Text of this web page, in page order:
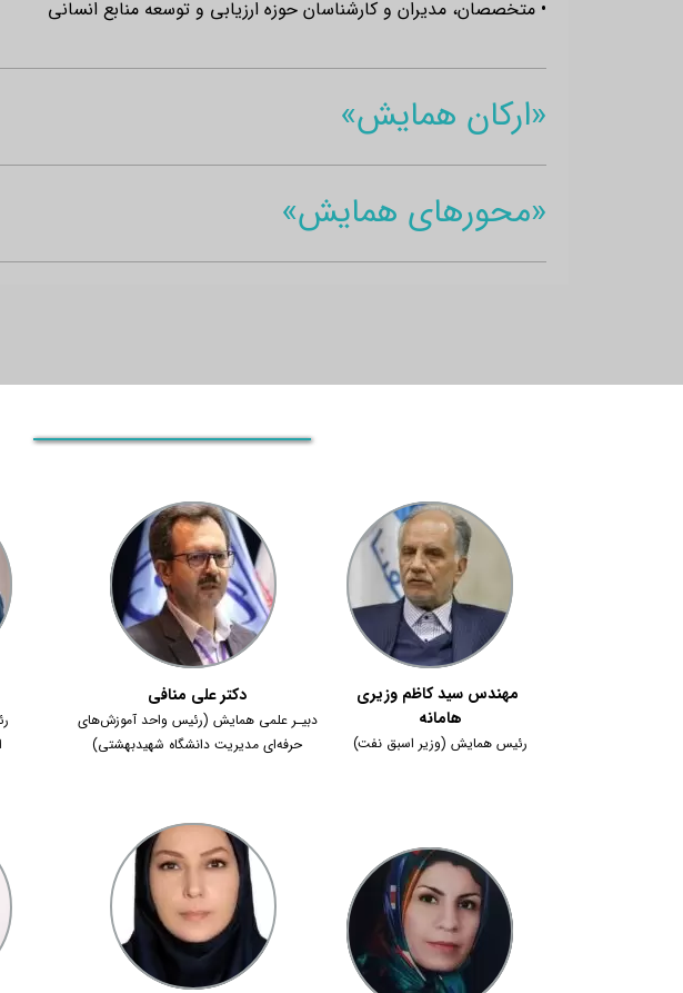
• متخصصان، مدیران و کارشناسان حوزه ارزیابی و توسعه منابع انسانی
«ارکان همایش»
«محورهای همایش»
دکتر علی منافی
دبیـر علمی همایش (رئیس واحد آموزش‌های
حرفه‌ای مدیریت دانشگاه شهیدبهشتی)
مهندس سید کاظم وزیری
هامانه
رئیس همایش (وزیر اسبق نفت)